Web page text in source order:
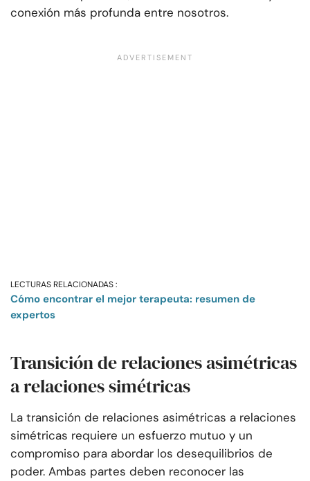
conexión más profunda entre nosotros.
LECTURAS RELACIONADAS :
Cómo encontrar el mejor terapeuta: resumen de
expertos
Transición de relaciones asimétricas
a relaciones simétricas
La transición de relaciones asimétricas a relaciones
simétricas requiere un esfuerzo mutuo y un
compromiso para abordar los desequilibrios de
poder. Ambas partes deben reconocer las